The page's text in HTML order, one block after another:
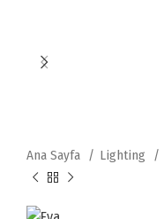
Ana Sayfa Lighting